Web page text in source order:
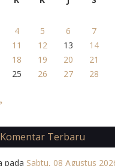
4 5 6 7
11 12 13 14
18 19 20 21
25 26 27 28
Komentar Terbaru
pada Sabtu, 08 Agustus